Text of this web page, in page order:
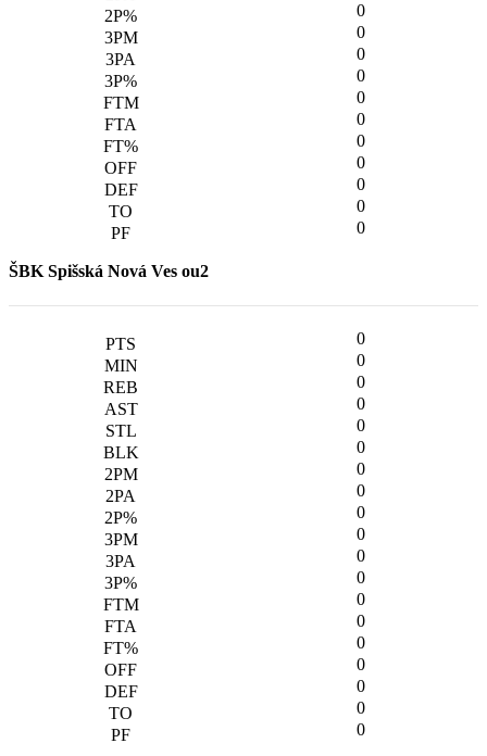
0
0
0
0
0
0
0
0
0
0
0
ŠBK Spišská Nová Ves ou2
0
0
0
0
0
0
0
0
0
0
0
0
0
0
0
0
0
0
0